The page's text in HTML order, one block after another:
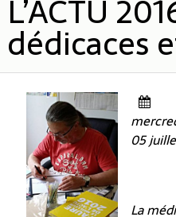
L’ACTU
dédicaces
05
La